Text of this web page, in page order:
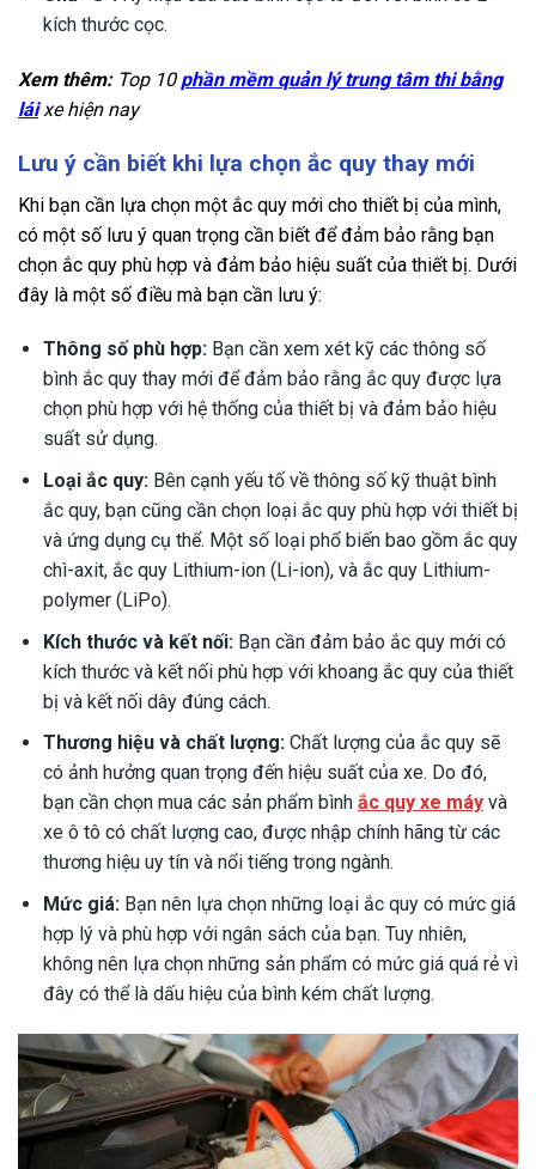
kích thước cọc.
Xem thêm: Top 10 phần mềm quản lý trung tâm thi bằng
láixe hiện nay
Lưu ý cần biết khi lựa chọn ắc quy thay mới
Khi bạn cần lựa chọn một ắc quy mới cho thiết bị của mình,
có một số lưu ý quan trọng cần biết để đảm bảo rằng bạn
chọn ắc quy phù hợp và đảm bảo hiệu suất của thiết bị. Dưới
đây là một số điều mà bạn cần lưu ý:
Thông số phù hợp:Bạn cần xem xét kỹ các thông số
bình ắc quy thay mới để đảm bảo rằng ắc quy được lựa
chọn phù hợp với hệ thống của thiết bị và đảm bảo hiệu
suất sử dụng.
Loại ắc quy:Bên cạnh yếu tố về thông số kỹ thuật bình
ắc quy, bạn cũng cần chọn loại ắc quy phù hợp với thiết bị
và ứng dụng cụ thể. Một số loại phổ biến bao gồm ắc quy
chì-axit, ắc quy Lithium-ion (Li-ion), và ắc quy Lithium-
polymer (LiPo).
Kích thước và kết nối:Bạn cần đảm bảo ắc quy mới có
kích thước và kết nối phù hợp với khoang ắc quy của thiết
bị và kết nối dây đúng cách.
Thương hiệu và chất lượng:Chất lượng của ắc quy sẽ
có ảnh hưởng quan trọng đến hiệu suất của xe. Do đó,
bạn cần chọn mua các sản phẩm bình ắc quy xe máyvà
xe ô tô có chất lượng cao, được nhập chính hãng từ các
thương hiệu uy tín và nổi tiếng trong ngành.
Mức giá:Bạn nên lựa chọn những loại ắc quy có mức giá
hợp lý và phù hợp với ngân sách của bạn. Tuy nhiên,
không nên lựa chọn những sản phẩm có mức giá quá rẻ vì
đây có thể là dấu hiệu của bình kém chất lượng.